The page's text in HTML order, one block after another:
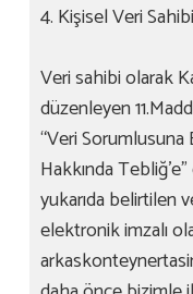
4. Kişisel Veri
Veri sahibi olarak
düzenleyen
“Veri Sorumlusuna
Hakkında
yukarıda belirtilen
elektronik imzalı